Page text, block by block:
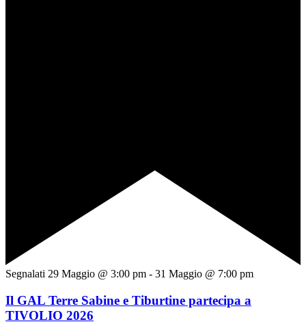
Segnalati 29 Maggio @ 3:00 pm - 31 Maggio @ 7:00 pm
Il GAL Terre Sabine e Tiburtine partecipa a
TIVOLIO 2026